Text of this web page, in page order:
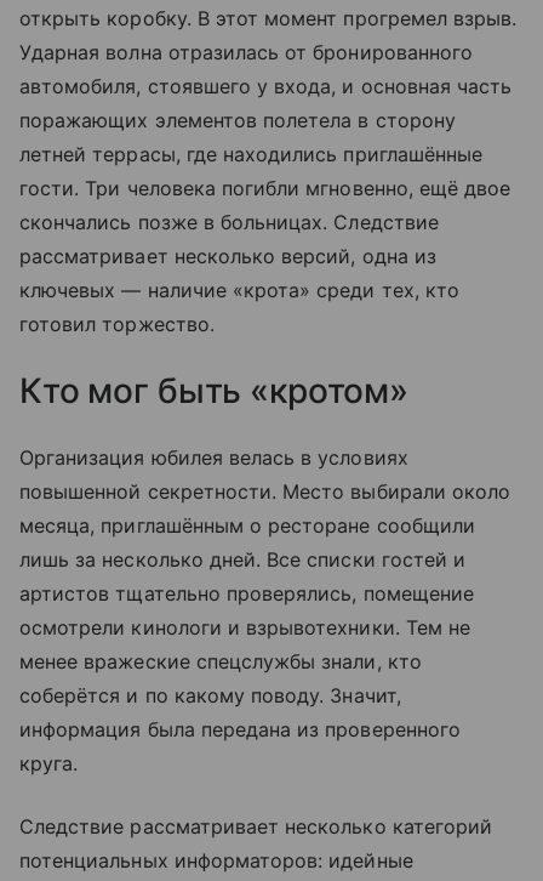
открыть коробку. В этот момент прогремел взрыв.
Ударная волна отразилась от бронированного
автомобиля, стоявшего у входа, и основная часть
поражающих элементов полетела в сторону
летней террасы, где находились приглашённые
гости. Три человека погибли мгновенно, ещё двое
скончались позже в больницах. Следствие
рассматривает несколько версий, одна из
ключевых — наличие «крота» среди тех, кто
готовил торжество.
Кто мог быть «кротом»
Организация юбилея велась в условиях
повышенной секретности. Место выбирали около
месяца, приглашённым о ресторане сообщили
лишь за несколько дней. Все списки гостей и
артистов тщательно проверялись, помещение
осмотрели кинологи и взрывотехники. Тем не
менее вражеские спецслужбы знали, кто
соберётся и по какому поводу. Значит,
информация была передана из проверенного
круга.
Следствие рассматривает несколько категорий
потенциальных информаторов: идейные